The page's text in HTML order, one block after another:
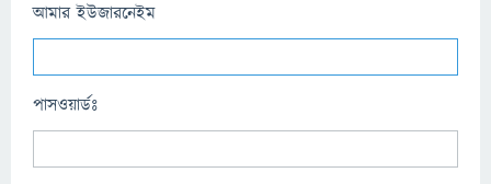
আমার ইউজারনেইম
পাসওয়ার্ডঃ